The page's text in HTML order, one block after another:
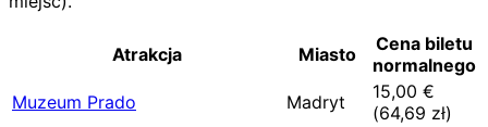
Atrakcja Miasto
Cena biletu
normalnego
Muzeum Prado
Madryt 15,00 €
(64,69 zł)